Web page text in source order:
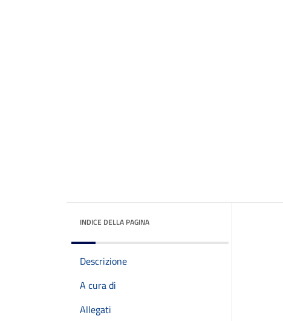
INDICE DELLA PAGINA
Descrizione
A cura di
Allegati